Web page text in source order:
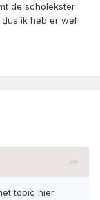
de scholekster
ik heb er wel
topic hier